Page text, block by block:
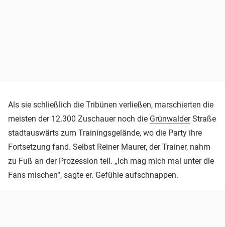
Als sie schließlich die Tribünen verließen, marschierten die
meisten der 12.300 Zuschauer noch die GrünwalderStraße
stadtauswärts zum Trainingsgelände, wo die Party ihre
Fortsetzung fand. Selbst Reiner Maurer, der Trainer, nahm
zu Fuß an der Prozession teil. „Ich mag mich mal unter die
Fans mischen“, sagte er. Gefühle aufschnappen.